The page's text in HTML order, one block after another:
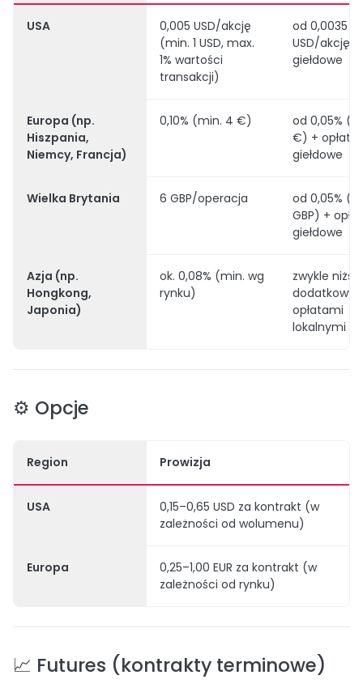
USA
0,005 USD/akcję
(min. 1 USD, max.
1% wartości
transakcji)
od 0,0035
USD/akcję
giełdowe
Europa (np.
Hiszpania,
Niemcy, Francja)
0,10% (min. 4 €)
od 0,05%
€) + opłaty
giełdowe
Wielka Brytania 6 GBP/operacja
od 0,05%
GBP) +
giełdowe
Azja (np.
Hongkong,
Japonia)
ok. 0,08% (min. wg
rynku)
zwykle
opłatami
lokalnymi
⚙️ Opcje
Region Prowizja
USA
0,15–0,65 USD za kontrakt (w
zależności od wolumenu)
Europa
0,25–1,00 EUR za kontrakt (w
zależności od rynku)
📈 Futures (kontrakty terminowe)